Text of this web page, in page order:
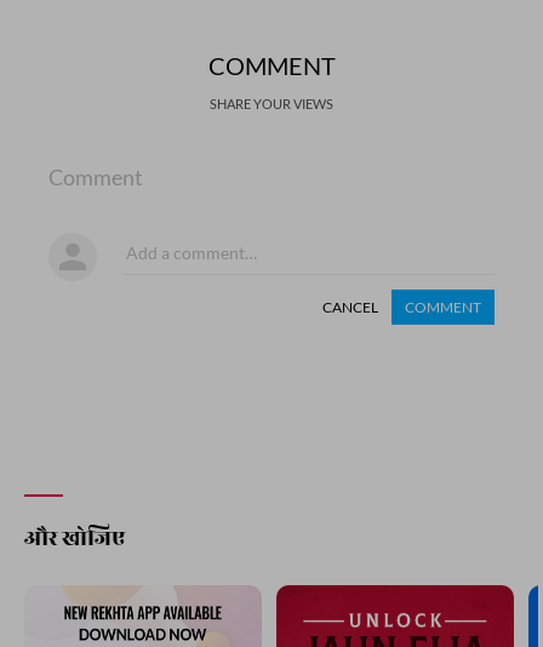
COMMENT
SHARE YOUR VIEWS
Comment
CANCEL COMMENT
और खोजिए